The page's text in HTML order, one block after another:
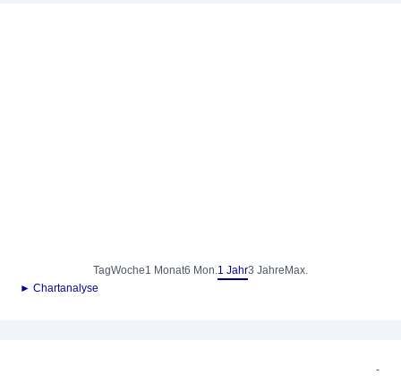
TagWoche1 Monat6 Mon.1 Jahr3 Jahre Max.
► Chartanalyse
-